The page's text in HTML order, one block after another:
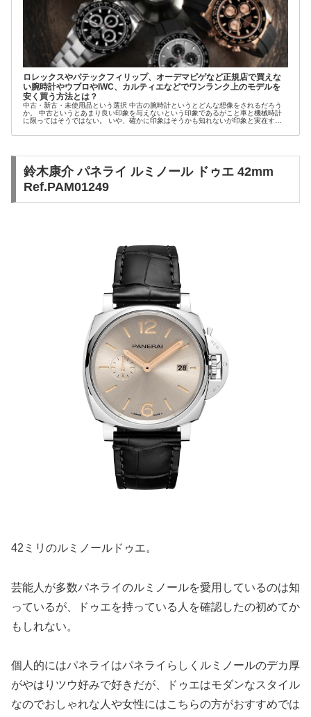
ロレックスやパテックフィリップ、オーデマピゲなど正規店で買えな
い腕時計やウブロやIWC、カルティエなどでワンランク上のモデルを
安く買う方法とは？
中古・新古・未使用品という選択 中古の腕時計というとどんな想像をされるだろう
か。 中古というとあまり良い印象を与えないという印象であるがこと車と機械時計
に限ってはそうではない。 いや、確かに印象はそうかも知れないが印象と実在する
鈴木康介 パネライ ルミノール ドゥエ 42mm
Ref.PAM01249
42ミリのルミノールドゥエ。
芸能人が多数パネライのルミノールを愛用しているのは知
っているが、ドゥエを持っている人を確認したの初めてか
もしれない。
個人的にはパネライはパネライらしくルミノールのデカ厚
がやはりツウ好みで好きだが、ドゥエはモダンなスタイル
なのでおしゃれな人や女性にはこちらの方がおすすめでは